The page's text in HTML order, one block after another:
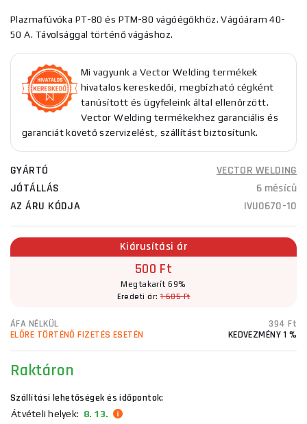
Plazmafúvóka PT-80 és PTM-80 vágóégőkhöz. Vágóáram 40-
50 A. Távolsággal történő vágáshoz.
Mi vagyunk a Vector Welding termékek
hivatalos kereskedői, megbízható cégként
tanúsított és ügyfeleink által ellenőrzött.
Vector Welding termékekhez garanciális és
garanciát követő szervizelést, szállítást biztosítunk.
GYÁRTÓ
VECTOR WELDING
JÓTÁLLÁS
6 měsíců
AZ ÁRU KÓDJA
IVU0670-10
Kiárusítási ár
500 Ft
Megtakarít 69%
Eredeti ár:1 605 Ft
ÁFA NÉLKÜL
394 Ft
ELŐRE TÖRTÉNŐ FIZETÉS ESETÉN
KEDVEZMÉNY 1 %
Raktáron
Szállítási lehetőségek és időpontok:
Átvételi helyek: 8. 13.